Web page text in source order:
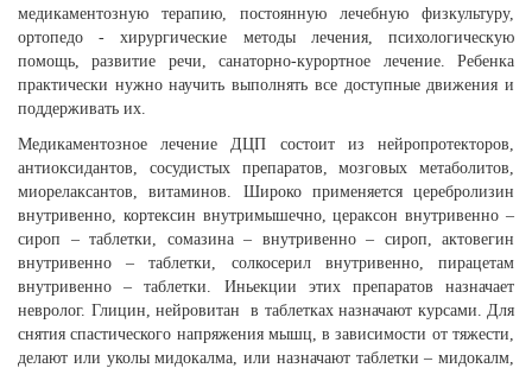
медикаментозную терапию, постоянную лечебную физкультуру,
ортопедо - хирургические методы лечения, психологическую
помощь, развитие речи, санаторно-курортное лечение. Ребенка
практически нужно научить выполнять все доступные движения и
поддерживать их.
Медикаментозное лечение ДЦП состоит из нейропротекторов,
антиоксидантов, сосудистых препаратов, мозговых метаболитов,
миорелаксантов, витаминов. Широко применяется церебролизин
внутривенно, кортексин внутримышечно, цераксон внутривенно –
сироп – таблетки, сомазина – внутривенно – сироп, актовегин
внутривенно – таблетки, солкосерил внутривенно, пирацетам
внутривенно – таблетки. Иньекции этих препаратов назначает
невролог. Глицин, нейровитан в таблетках назначают курсами. Для
снятия спастического напряжения мышц, в зависимости от тяжести,
делают или уколы мидокалма, или назначают таблетки – мидокалм,